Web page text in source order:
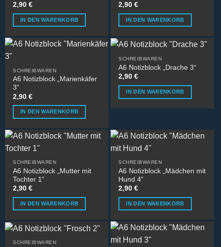
2,90€
IN DEN WARENKORB
2,90€
IN DEN WARENKORB
SCHREIBWAREN
A6 Notizblock „Marienkäfer
3“
2,90€
IN DEN WARENKORB
SCHREIBWAREN
A6 Notizblock „Drache 3“
2,90€
IN DEN WARENKORB
SCHREIBWAREN
A6 Notizblock „Mutter mit
Tochter 1“
2,90€
IN DEN WARENKORB
SCHREIBWAREN
A6 Notizblock „Mädchen mit
Hund 4“
2,90€
IN DEN WARENKORB
SCHREIBWAREN